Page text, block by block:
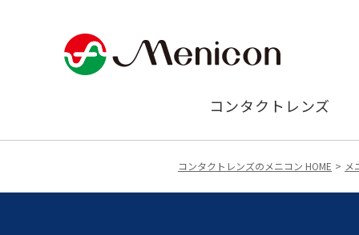
コンタクトレンズ
コンタクトレンズのメニコン HOME メ